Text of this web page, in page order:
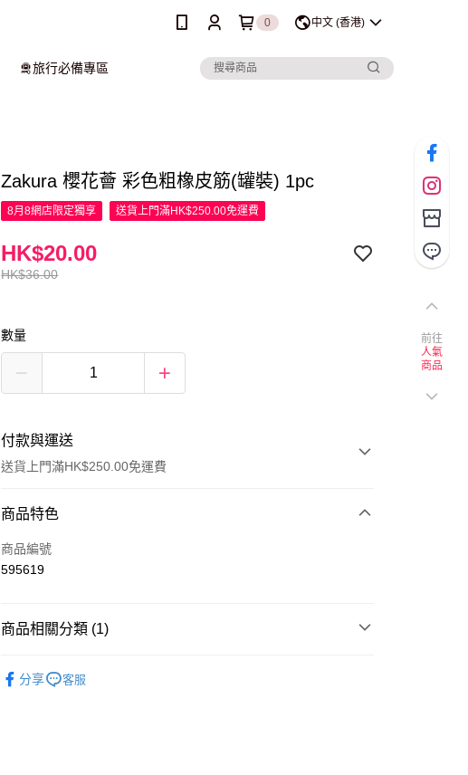
0 中文 (香港)
🛅旅行必備專區
Zakura 櫻花薈 彩色粗橡皮筋(罐裝) 1pc
8月8網店限定獨享 送貨上門滿HK$250.00免運費
HK$36.00
HK$20.00
數量
付款與運送
送貨上門滿HK$250.00免運費
付款方式
信用卡
商品特色
商品編號
595619
商品相關分類 (1)
分享
客服
前往
人氣
商品